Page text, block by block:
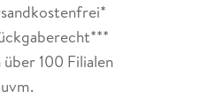
100 Filialen
uvm.